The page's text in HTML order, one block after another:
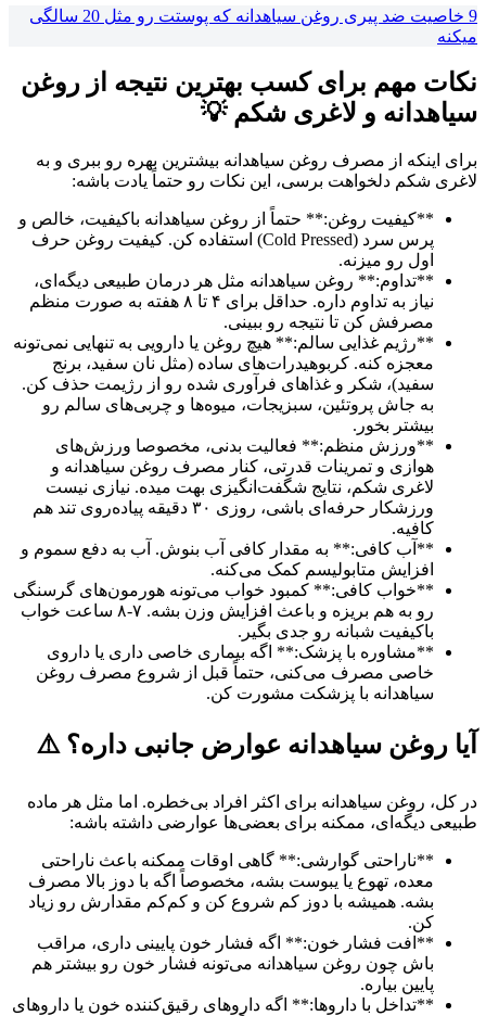
9 خاصیت ضد پیری روغن سیاهدانه که پوستت رو مثل 20 سالگی
میکنه
نکات مهم برای کسب بهترین نتیجه از روغن
سیاهدانه و لاغری شکم 💡
برای اینکه از مصرف روغن سیاهدانه بیشترین بهره رو ببری و به
لاغری شکم دلخواهت برسی، این نکات رو حتماً یادت باشه:
**کیفیت روغن:** حتماً از روغن سیاهدانه باکیفیت، خالص و
پرس سرد (Cold Pressed) استفاده کن. کیفیت روغن حرف
اول رو میزنه.
**تداوم:** روغن سیاهدانه مثل هر درمان طبیعی دیگه‌ای،
نیاز به تداوم داره. حداقل برای ۴ تا ۸ هفته به صورت منظم
مصرفش کن تا نتیجه رو ببینی.
**رژیم غذایی سالم:** هیچ روغن یا دارویی به تنهایی نمی‌تونه
معجزه کنه. کربوهیدرات‌های ساده (مثل نان سفید، برنج
سفید)، شکر و غذاهای فرآوری شده رو از رژیمت حذف کن.
به جاش پروتئین، سبزیجات، میوه‌ها و چربی‌های سالم رو
بیشتر بخور.
**ورزش منظم:** فعالیت بدنی، مخصوصا ورزش‌های
هوازی و تمرینات قدرتی، کنار مصرف روغن سیاهدانه و
لاغری شکم، نتایج شگفت‌انگیزی بهت میده. نیازی نیست
ورزشکار حرفه‌ای باشی، روزی ۳۰ دقیقه پیاده‌روی تند هم
کافیه.
**آب کافی:** به مقدار کافی آب بنوش. آب به دفع سموم و
افزایش متابولیسم کمک می‌کنه.
**خواب کافی:** کمبود خواب می‌تونه هورمون‌های گرسنگی
رو به هم بریزه و باعث افزایش وزن بشه. ۷-۸ ساعت خواب
باکیفیت شبانه رو جدی بگیر.
**مشاوره با پزشک:** اگه بیماری خاصی داری یا داروی
خاصی مصرف می‌کنی، حتماً قبل از شروع مصرف روغن
سیاهدانه با پزشکت مشورت کن.
آیا روغن سیاهدانه عوارض جانبی داره؟ ⚠️
در کل، روغن سیاهدانه برای اکثر افراد بی‌خطره. اما مثل هر ماده
طبیعی دیگه‌ای، ممکنه برای بعضی‌ها عوارضی داشته باشه:
**ناراحتی گوارشی:** گاهی اوقات ممکنه باعث ناراحتی
معده، تهوع یا یبوست بشه، مخصوصاً اگه با دوز بالا مصرف
بشه. همیشه با دوز کم شروع کن و کم‌کم مقدارش رو زیاد
کن.
**افت فشار خون:** اگه فشار خون پایینی داری، مراقب
باش چون روغن سیاهدانه می‌تونه فشار خون رو بیشتر هم
پایین بیاره.
**تداخل با داروها:** اگه داروهای رقیق‌کننده خون یا داروهای